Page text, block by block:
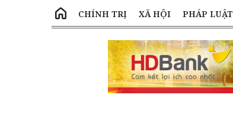
CHÍNH TRỊ XÃ HỘI PHÁP LUẬT